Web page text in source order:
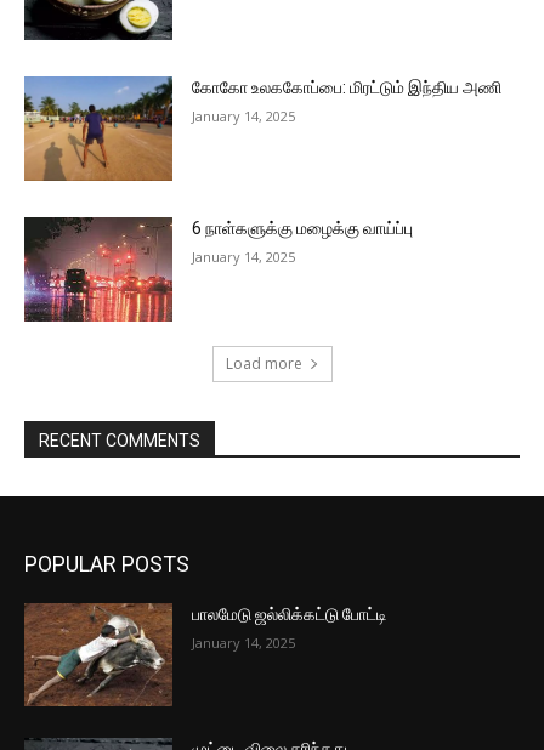
கோகோ உலககோப்பை: மிரட்டும் இந்திய அணி
January 14, 2025
6 நாள்களுக்கு மழைக்கு வாய்ப்பு
January 14, 2025
Load more
RECENT COMMENTS
POPULAR POSTS
பாலமேடு ஜல்லிக்கட்டு போட்டி
January 14, 2025